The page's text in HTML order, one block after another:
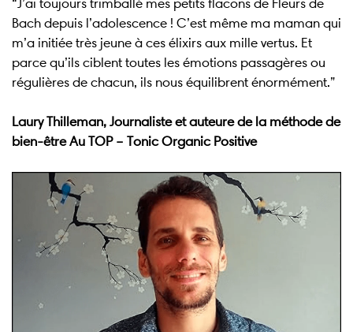
Bach depuis l’adolescence ! C’est même ma maman qui
m’a initiée très jeune à ces élixirs aux mille vertus. Et
parce qu’ils ciblent toutes les émotions passagères ou
régulières de chacun, ils nous équilibrent énormément.”
Laury Thilleman, Journaliste et auteure de la méthode de
bien-être Au TOP – Tonic Organic Positive